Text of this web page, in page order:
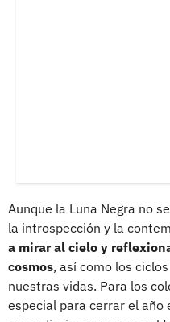
Aunque la Luna Negra no
la introspección y la
a mirar al cielo y
cosmos, así como los
nuestras vidas. Para los
especial para cerrar el año